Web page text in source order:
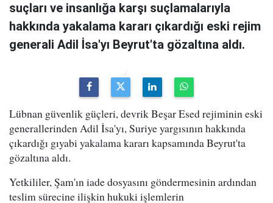
suçları ve insanlığa karşı suçlamalarıyla
hakkında yakalama kararı çıkardığı eski rejim
generali Adil İsa'yı Beyrut'ta gözaltına aldı.
Lübnan güvenlik güçleri, devrik Beşar Esed rejiminin eski
generallerinden Adil İsa'yı, Suriye yargısının hakkında
çıkardığı gıyabi yakalama kararı kapsamında Beyrut'ta
gözaltına aldı.
Yetkililer, Şam'ın iade dosyasını göndermesinin ardından
teslim sürecine ilişkin hukuki işlemlerin